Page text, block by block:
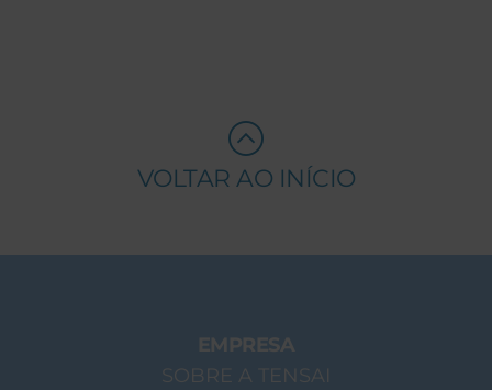
VOLTAR AO INÍCIO
EMPRESA
SOBRE A TENSAI